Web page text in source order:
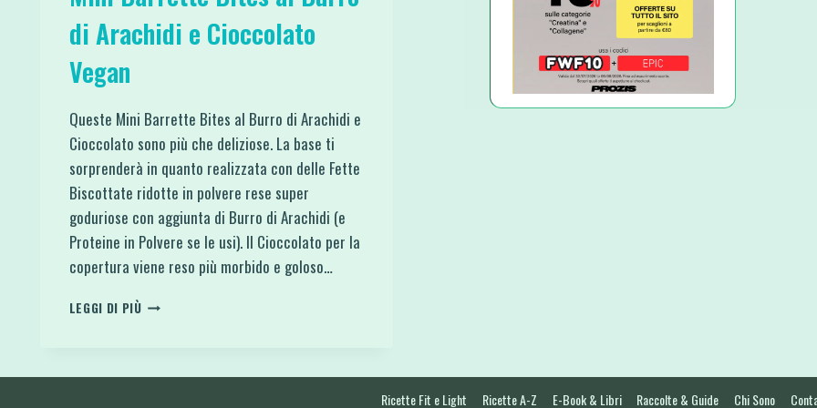
di Arachidi e Cioccolato
Vegan
Queste Mini Barrette Bites al Burro di Arachidi e
Cioccolato sono più che deliziose. La base ti
sorprenderà in quanto realizzata con delle Fette
Biscottate ridotte in polvere rese super
goduriose con aggiunta di Burro di Arachidi (e
Proteine in Polvere se le usi). Il Cioccolato per la
copertura viene reso più morbido e goloso…
LEGGI DI PIÙMINI
BURRO
Ricette Fit e Light Ricette A-Z E-Book & Libri Raccolte & Guide Chi Sono